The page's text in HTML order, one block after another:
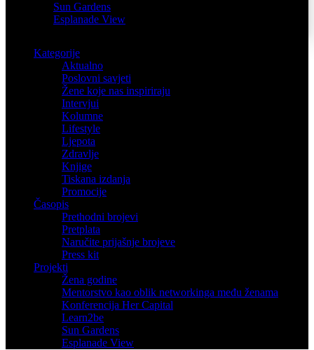
Sun Gardens
Esplanade View
Kategorije
Aktualno
Poslovni savjeti
Žene koje nas inspiriraju
Intervjui
Kolumne
Lifestyle
Ljepota
Zdravlje
Knjige
Tiskana izdanja
Promocije
Časopis
Prethodni brojevi
Pretplata
Naručite prijašnje brojeve
Press kit
Projekti
Žena godine
Mentorstvo kao oblik networkinga među ženama
Konferencija Her Capital
Learn2be
Sun Gardens
Esplanade View